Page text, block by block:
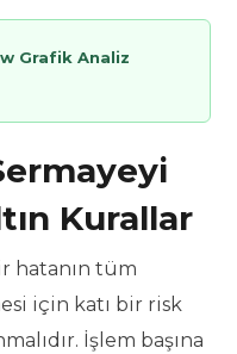
Grafik Analiz
Kurallar
hatanın tüm
için katı bir risk
İşlem başına